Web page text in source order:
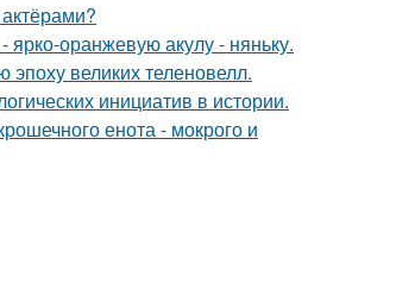
ярко-оранжевую акулу - няньку.
великих теленовелл.
инициатив в истории.
енота - мокрого и